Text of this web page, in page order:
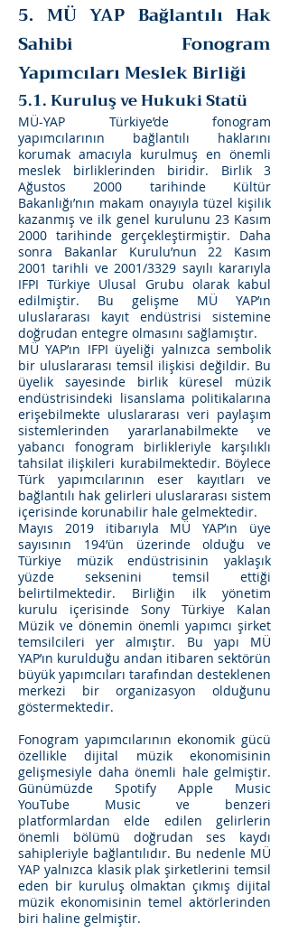
5. MÜ YAP Bağlantılı Hak
Sahibi Fonogram
Yapımcıları Meslek Birliği
5.1. Kuruluş ve Hukuki Statü
MÜ-YAP Türkiye’de fonogram
yapımcılarının bağlantılı haklarını
korumak amacıyla kurulmuş en önemli
meslek birliklerinden biridir. Birlik 3
Ağustos 2000 tarihinde Kültür
Bakanlığı’nın makam onayıyla tüzel kişilik
kazanmış ve ilk genel kurulunu 23 Kasım
2000 tarihinde gerçekleştirmiştir. Daha
sonra Bakanlar Kurulu’nun 22 Kasım
2001 tarihli ve 2001/3329 sayılı kararıyla
IFPI Türkiye Ulusal Grubu olarak kabul
edilmiştir. Bu gelişme MÜ YAP’ın
uluslararası kayıt endüstrisi sistemine
doğrudan entegre olmasını sağlamıştır.
MÜ YAP’ın IFPI üyeliği yalnızca sembolik
bir uluslararası temsil ilişkisi değildir. Bu
üyelik sayesinde birlik küresel müzik
endüstrisindeki lisanslama politikalarına
erişebilmekte uluslararası veri paylaşım
sistemlerinden yararlanabilmekte ve
yabancı fonogram birlikleriyle karşılıklı
tahsilat ilişkileri kurabilmektedir. Böylece
Türk yapımcılarının eser kayıtları ve
bağlantılı hak gelirleri uluslararası sistem
içerisinde korunabilir hale gelmektedir.
Mayıs 2019 itibarıyla MÜ YAP’ın üye
sayısının 194’ün üzerinde olduğu ve
Türkiye müzik endüstrisinin yaklaşık
yüzde seksenini temsil ettiği
belirtilmektedir. Birliğin ilk yönetim
kurulu içerisinde Sony Türkiye Kalan
Müzik ve dönemin önemli yapımcı şirket
temsilcileri yer almıştır. Bu yapı MÜ
YAP’ın kurulduğu andan itibaren sektörün
büyük yapımcıları tarafından desteklenen
merkezi bir organizasyon olduğunu
göstermektedir.
Fonogram yapımcılarının ekonomik gücü
özellikle dijital müzik ekonomisinin
gelişmesiyle daha önemli hale gelmiştir.
Günümüzde Spotify Apple Music
YouTube Music ve benzeri
platformlardan elde edilen gelirlerin
önemli bölümü doğrudan ses kaydı
sahipleriyle bağlantılıdır. Bu nedenle MÜ
YAP yalnızca klasik plak şirketlerini temsil
eden bir kuruluş olmaktan çıkmış dijital
müzik ekonomisinin temel aktörlerinden
biri haline gelmiştir.